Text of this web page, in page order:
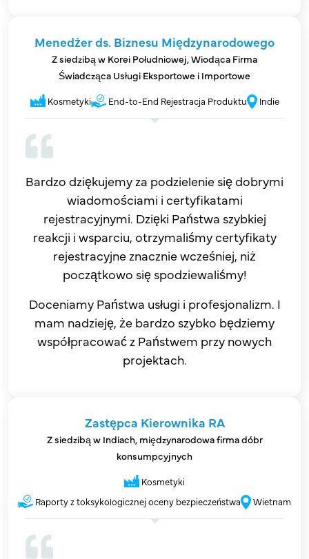
Menedżer ds. Biznesu Międzynarodowego
Z siedzibą w Korei Południowej, Wiodąca Firma
Świadcząca Usługi Eksportowe i Importowe
Kosmetyki End-to-End Rejestracja Produktu Indie
Bardzo dziękujemy za podzielenie się dobrymi
wiadomościami i certyfikatami
rejestracyjnymi. Dzięki Państwa szybkiej
reakcji i wsparciu, otrzymaliśmy certyfikaty
rejestracyjne znacznie wcześniej, niż
początkowo się spodziewaliśmy!
Doceniamy Państwa usługi i profesjonalizm. I
mam nadzieję, że bardzo szybko będziemy
współpracować z Państwem przy nowych
projektach.
Zastępca Kierownika RA
Z siedzibą w Indiach, międzynarodowa firma dóbr
konsumpcyjnych
Kosmetyki
Raporty z toksykologicznej oceny bezpieczeństwa
Wietnam​